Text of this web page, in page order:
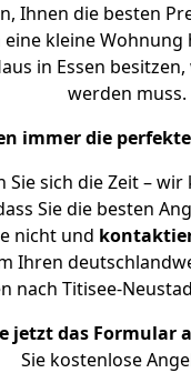
Ihnen die besten
eine kleine Wohnung
in Essen
werden muss.
immer die
Sie sich die Zeit –
Sie die besten
nicht und
Ihren
nach Titisee-
jetzt das Formular
Sie kostenlose